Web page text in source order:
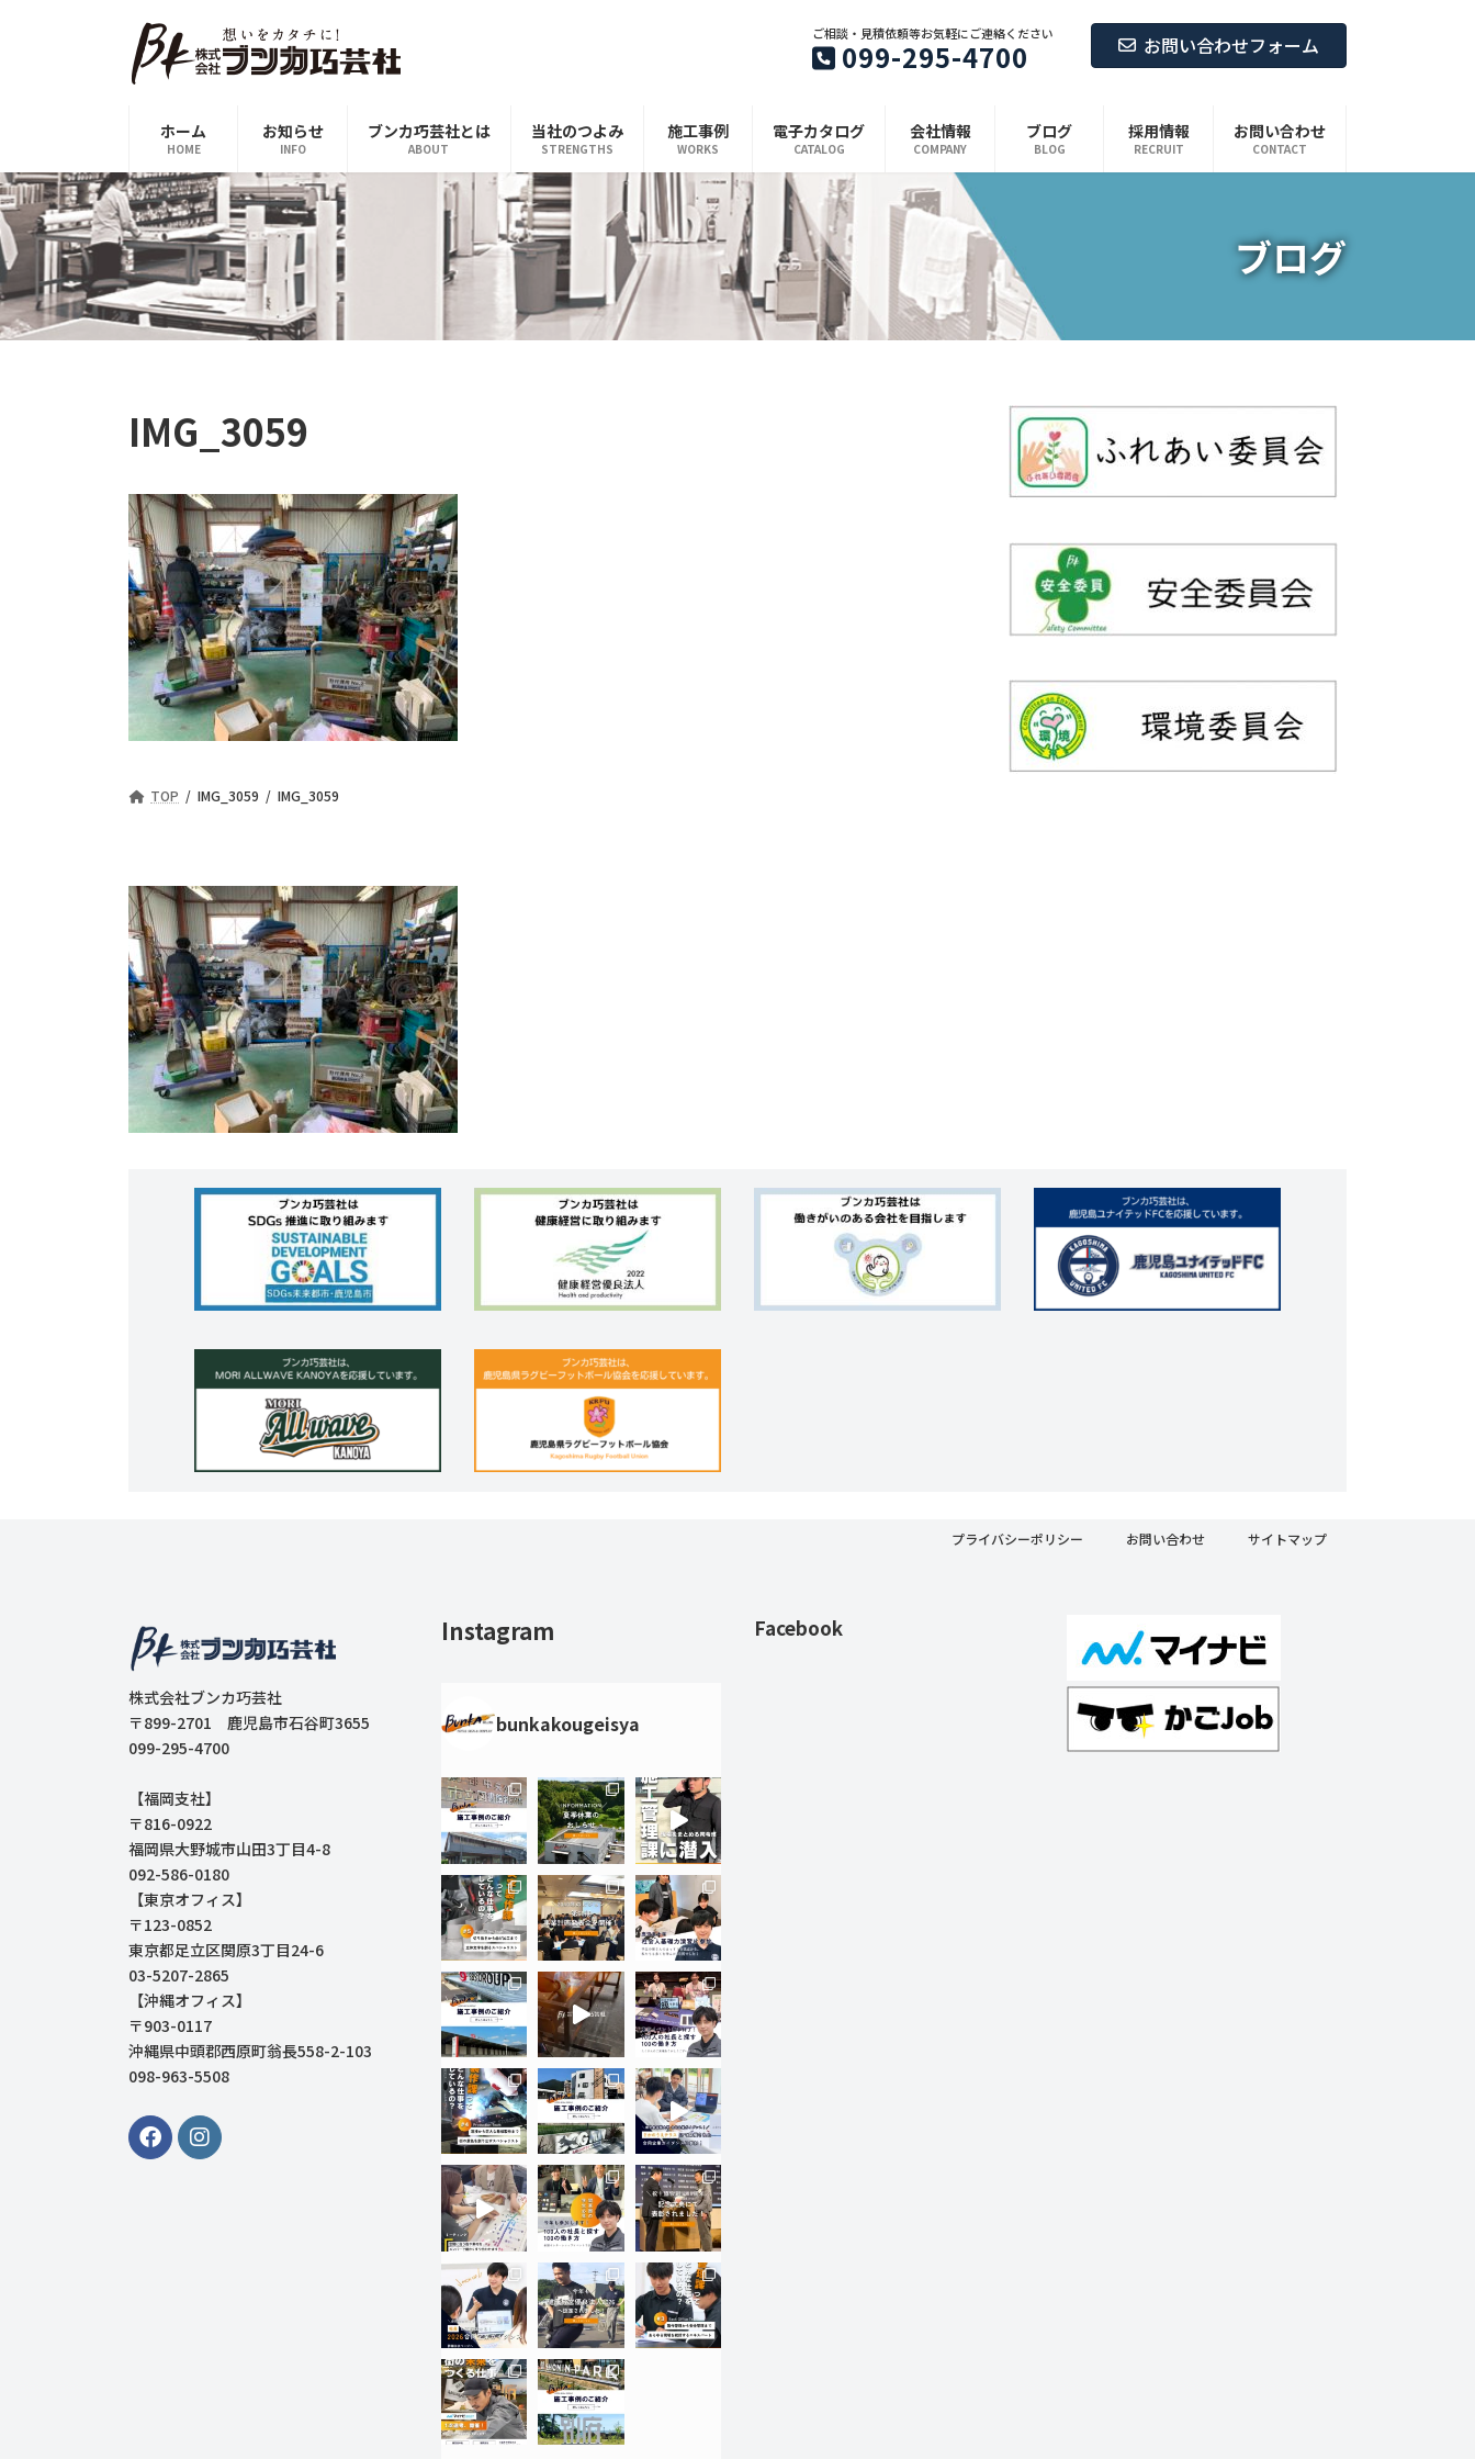
ス
キ
ッ
プ
ン
に
移
動
ご相談・見積依頼等お気軽にご連絡ください
099-295-4700 お問い合わせフォーム
ホーム
HOME
お知らせ
INFO
ブンカ巧芸社とは
ABOUT
当社のつよみ
STRENGTHS
施工事例
WORKS
電子カタログ
CATALOG
会社情報
COMPANY
ブログ
BLOG
採用情報
RECRUIT
お問い合わせ
CONTACT
ブログ
IMG_3059
TOP IMG_3059 IMG_3059
プライバシーポリシー お問い合わせ サイトマップ
株式会社ブンカ巧芸社
〒899-2701 鹿児島市石谷町3655
099-295-4700
【福岡支社】
〒816-0922
福岡県大野城市山田3丁目4-8
092-586-0180
【東京オフィス】
〒123-0852
東京都足立区関原3丁目24-6
03-5207-2865
【沖縄オフィス】
〒903-0117
沖縄県中頭郡西原町翁長558-2-103
098-963-5508
Instagram
bunkakougeisya
Facebook